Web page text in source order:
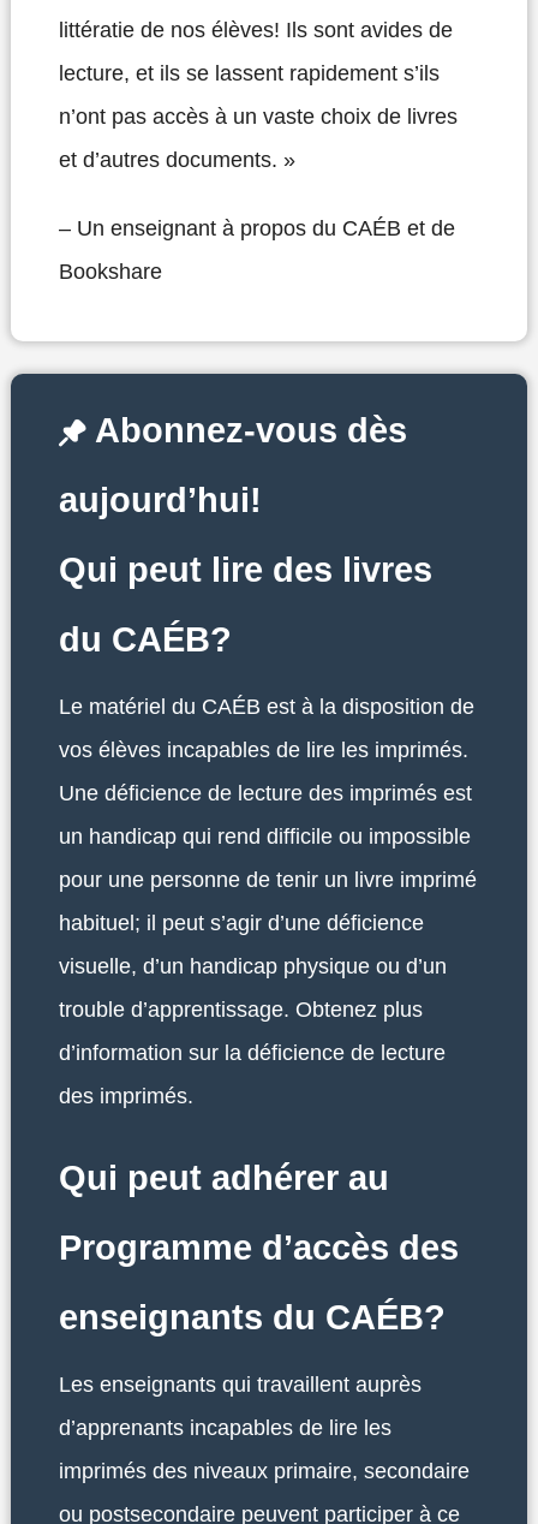
littératie de nos élèves! Ils sont avides de
lecture, et ils se lassent rapidement s’ils
n’ont pas accès à un vaste choix de livres
et d’autres documents. »
– Un enseignant à propos du CAÉB et de
Bookshare
Abonnez-vous dès
aujourd’hui!
Qui peut lire des livres
du CAÉB?
Le matériel du CAÉB est à la disposition de
vos élèves incapables de lire les imprimés.
Une déficience de lecture des imprimés est
un handicap qui rend difficile ou impossible
pour une personne de tenir un livre imprimé
habituel; il peut s’agir d’une déficience
visuelle, d’un handicap physique ou d’un
trouble d’apprentissage. Obtenez plus
d’information sur la déficience de lecture
des imprimés.
Qui peut adhérer au
Programme d’accès des
enseignants du CAÉB?
Les enseignants qui travaillent auprès
d’apprenants incapables de lire les
imprimés des niveaux primaire, secondaire
ou postsecondaire peuvent participer à ce